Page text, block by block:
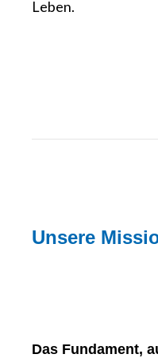
Leben.
Unsere
Das Fundament,